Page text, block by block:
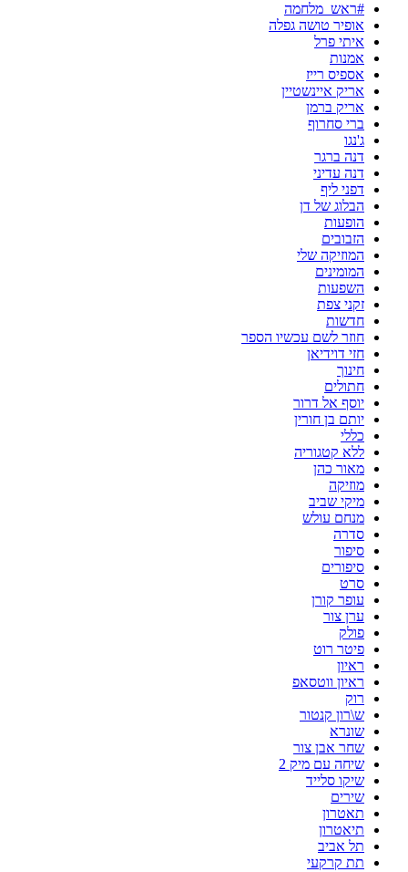
#ראש_מלחמה
אופיר טושה גפלה
איתי פרל
אמנות
אספיס רייז
אריק איינשטיין
אריק ברמן
ברי סחרוף
ג'נגו
דנה ברגר
דנה עדיני
דפני ליף
הבלוג של דן
הופעות
הזבובים
המוזיקה שלי
המומינים
השפעות
זקני צפת
חדשות
חוזר לשם עכשיו הספר
חזי דוידיאן
חינוך
חתולים
יוסף אל דרור
יותם בן חורין
כללי
ללא קטגוריה
מאור כהן
מוזיקה
מיקי שביב
מנחם עולש
סדרה
סיפור
סיפורים
סרט
עופר קורן
ערן צור
פולק
פיטר רוט
ראיון
ראיון ווטסאפ
רוק
ש\רון קנטור
שונרא
שחר אבן צור
שיחה עם מיק 2
שיקו סלייד
שירים
תאטרון
תיאטרון
תל אביב
תת קרקעי